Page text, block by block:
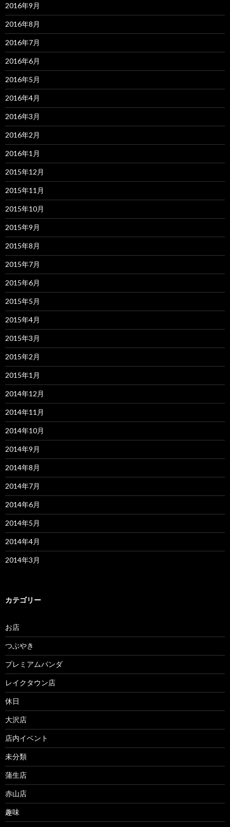
2016年9月
2016年8月
2016年7月
2016年6月
2016年5月
2016年4月
2016年3月
2016年2月
2016年1月
2015年12月
2015年11月
2015年10月
2015年9月
2015年8月
2015年7月
2015年6月
2015年5月
2015年4月
2015年3月
2015年2月
2015年1月
2014年12月
2014年11月
2014年10月
2014年9月
2014年8月
2014年7月
2014年6月
2014年5月
2014年4月
2014年3月
カテゴリー
お店
つぶやき
プレミアムパンダ
レイクタウン店
休日
大沢店
店内イベント
未分類
蒲生店
赤山店
趣味